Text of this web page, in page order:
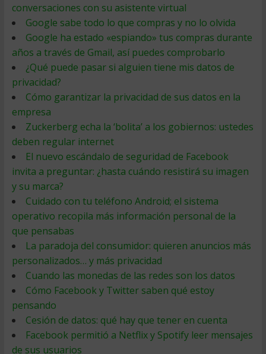
conversaciones con su asistente virtual
Google sabe todo lo que compras y no lo olvida
Google ha estado «espiando» tus compras durante
años a través de Gmail, así puedes comprobarlo
¿Qué puede pasar si alguien tiene mis datos de
privacidad?
Cómo garantizar la privacidad de sus datos en la
empresa
Zuckerberg echa la ‘bolita’ a los gobiernos: ustedes
deben regular internet
El nuevo escándalo de seguridad de Facebook
invita a preguntar: ¿hasta cuándo resistirá su imagen
y su marca?
Cuidado con tu teléfono Android; el sistema
operativo recopila más información personal de la
que pensabas
La paradoja del consumidor: quieren anuncios más
personalizados… y más privacidad
Cuando las monedas de las redes son los datos
Cómo Facebook y Twitter saben qué estoy
pensando
Cesión de datos: qué hay que tener en cuenta
Facebook permitió a Netflix y Spotify leer mensajes
de sus usuarios